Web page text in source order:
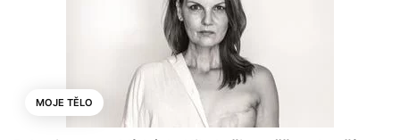
MOJE TĚLO